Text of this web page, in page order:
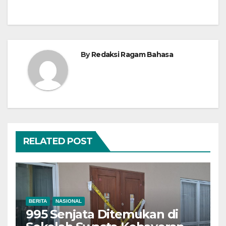
ByRedaksi Ragam Bahasa
RELATED POST
BERITA NASIONAL
995 Senjata Ditemukan di